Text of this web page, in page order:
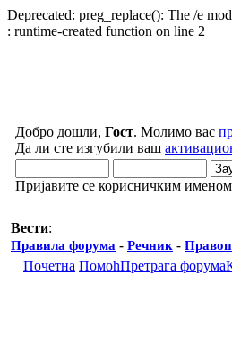
Deprecated: preg_replace(): The /e
: runtime-created function on line 2
Добро дошли, Гост. Молимо вас
Да ли сте изгубили ваш
Пријавите се корисничким
Вести:
Правила форума - Речник -
Почетна ПомоћПретрага форума